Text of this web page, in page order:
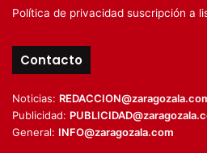
Política de privacidad suscripción a
Contacto
Noticias:
Publicidad:
General: INFO@zaragozala.com